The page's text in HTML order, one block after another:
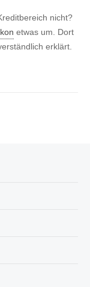
nicht?
etwas um. Dort
erklärt.